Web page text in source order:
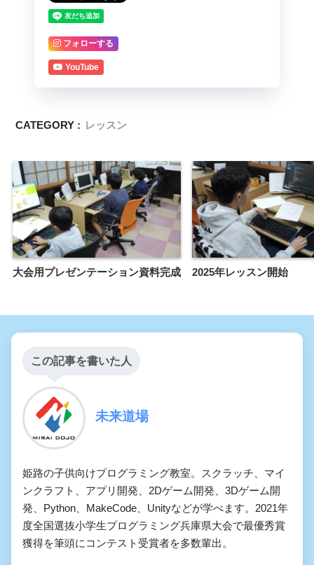
フォローする
YouTube
CATEGORY : レッスン
大会用プレゼンテーション資料完成 2025年レッスン開始
この記事を書いた人
未来道場
姫路の子供向けプログラミング教室。スクラッチ、マイ
ンクラフト、アプリ開発、2Dゲーム開発、3Dゲーム開
発、Python、MakeCode、Unityなどが学べます。2021年
度全国選抜小学生プログラミング兵庫県大会で最優秀賞
獲得を筆頭にコンテスト受賞者を多数輩出。